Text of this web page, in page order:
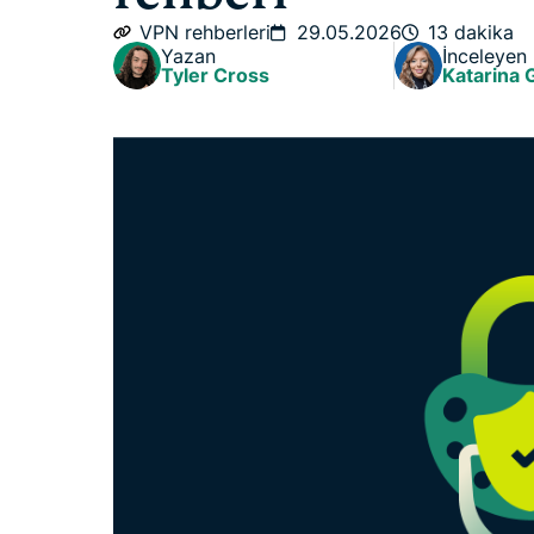
VPN rehberleri 29.05.2026
13 dakika
Yazan
Tyler Cross
İnceleyen
Katarina